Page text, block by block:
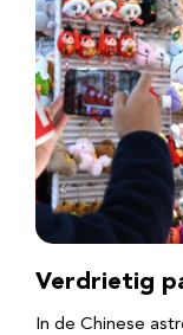
Verdrietig
In de Chinese